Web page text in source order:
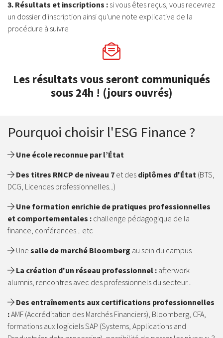
3. Résultats et inscriptions : si vous êtes reçus, vous recevrez
un dossier d'inscription ainsi qu'une note explicative de la
procédure à suivre
Les résultats vous seront communiqués
sous 24h ! (jours ouvrés)
Pourquoi choisir l'ESG Finance ?
Une école reconnue par l’État
Des titres RNCP de niveau 7 et des diplômes d'État (BTS,
DCG, Licences professionnelles...)
Une formation enrichie de pratiques professionnelles
et comportementales : challenge pédagogique de la
finance, conférences... etc
Une salle de marché Bloomberg au sein du campus
La création d'un réseau professionnel : afterwork
alumnis, rencontres avec des professionnels du secteur...
Des entraînements aux certifications professionnelles
:AMF (Accréditation des Marchés Financiers), Bloomberg, CFA,
formations aux logiciels SAP (Systems, Applications and